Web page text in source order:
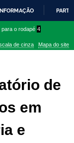
para o rodapé 4
de cinza Mapa do site
de
em
e